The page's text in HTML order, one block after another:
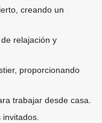
creando un
relajación y
proporcionando
trabajar desde casa.